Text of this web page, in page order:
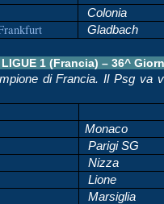
Colonia
Gladbach
LIGUE 1 (Francia) – 36^
di Francia. Il Psg va
Monaco
Parigi SG
Nizza
Lione
Marsiglia